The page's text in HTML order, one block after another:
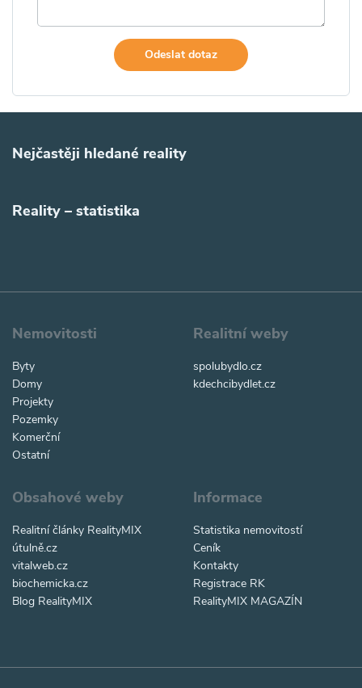
Odeslat dotaz
Nejčastěji hledané reality
Reality – statistika
Nemovitosti
Byty
Domy
Projekty
Pozemky
Komerční
Ostatní
Realitní weby
spolubydlo.cz
kdechcibydlet.cz
Obsahové weby
Realitní články RealityMIX
útulně.cz
vitalweb.cz
biochemicka.cz
Blog RealityMIX
Informace
Statistika nemovitostí
Ceník
Kontakty
Registrace RK
RealityMIX MAGAZÍN